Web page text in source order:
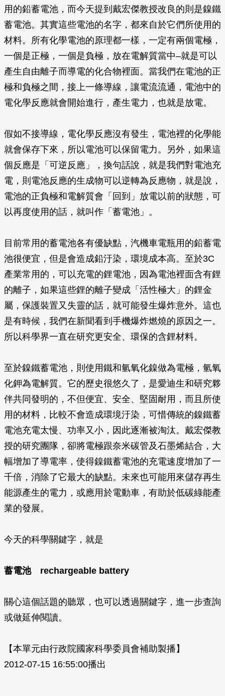
用的鉛蓄電池，而今天提到戴宏傑教授改良的則是鎳鐵
蓄電池。其實這些電池的名字，都來自於它們所使用的
材料。所有化學電池的原理都一樣，一定有兩個電極，
一個是正極，一個是負極，放在電解質當中–就是可以
產生自由離子而導電的化合物裡面。當我們在電池的正
極和負極之間，接上一條導線，讓電流流通，電池中的
電化學反應就會開始進行，產生電力，也就是放電。
假如不接導線，電化學反應沒有發生，電池裡的化學能
就會保存下來，所以電池可以保留電力。另外，如果這
個反應是「可逆反應」，換句話說，就是我們對電池充
電，則電池反應的生成物可以逆轉為反應物，就是說，
電池的正負極和電解質會「回到」放電以前的狀態，可
以再度使用的話，就叫作「蓄電池」。
目前常用的蓄電池各有優缺點，汽機車電瓶用的鉛蓄電
池很便宜，但是會造成鉛汙染，環境成本高。至於3C
產業常用的，可以充電的鋰電池，因為電池裡面含有鋰
的離子，如果這些鋰的離子變成「活性極大」的鋰金
屬，保護裝置又失靈的話，就可能發生爆炸意外。這也
是有時候，我們在新聞看到手機爆炸燃燒的原因之一。
所以科學界一直在研究更安全、環保的含鋰材料。
至於鎳鐵蓄電池，則使用鐵和氫氧化鎳做為電極，氫氧
化鉀為電解質。它的歷史很悠久了，是愛迪生和研究夥
伴共同發明的，不但便宜、安全、堅固耐用，而且所使
用的材料，比較不會造成環境汙染，可惜傳統的鎳鐵蓄
電池充電太慢、功率又小，因此逐漸被淘汰。戴宏傑教
授的研究團隊，卻將電極跟奈米碳管及石墨烯結合，大
幅增加了導電率，使得鎳鐵蓄電池的充電速度增加了一
千倍，消除了它最大的缺點。未來也可能用來儲存再生
能源產生的電力，或應用於電動車，有助於低碳綠能產
業的發展。
今天的科學關鍵字，就是
蓄電池 rechargeable battery
關心這個話題的聽眾，也可以透過關鍵字，進一步查詢
或做延伸閱讀。
【本單元由行政院國家科學委員會補助製播】
2012-07-15 16:55:00播出